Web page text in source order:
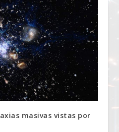
masivas vistas por